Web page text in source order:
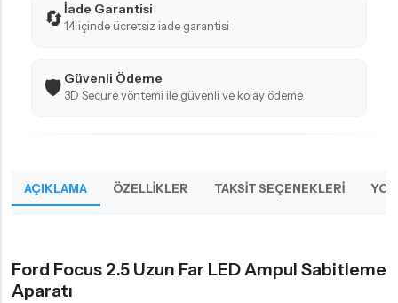
🔄İade Garantisi
14 içinde ücretsiz iade garantisi
🛡️ Güvenli Ödeme
3D Secure yöntemi ile güvenli ve kolay ödeme
AÇIKLAMA ÖZELLIKLER TAKSIT SEÇENEKLERI
Ford Focus 2.5 Uzun Far LED Ampul Sabitleme
Aparatı